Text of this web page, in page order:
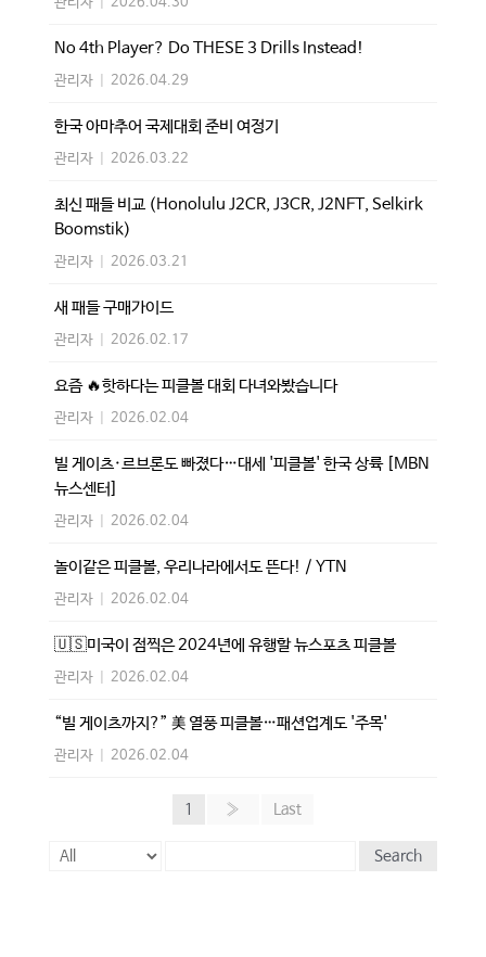
No 4th Player? Do THESE 3 Drills Instead!
관리자 2026.04.29
한국 아마추어 국제대회 준비 여정기
관리자 2026.03.22
최신 패들 비교 (Honolulu J2CR, J3CR, J2NFT, Selkirk
Boomstik)
관리자 2026.03.21
새 패들 구매가이드
관리자 2026.02.17
요즘 🔥핫하다는 피클볼 대회 다녀와봤습니다
관리자 2026.02.04
빌 게이츠·르브론도 빠졌다…대세 '피클볼' 한국 상륙 [MBN
뉴스센터]
관리자 2026.02.04
놀이같은 피클볼, 우리나라에서도 뜬다! / YTN
관리자 2026.02.04
🇺🇸미국이 점찍은 2024년에 유행할 뉴스포츠 피클볼
관리자 2026.02.04
“빌 게이츠까지?” 美 열풍 피클볼…패션업계도 '주목'
관리자 2026.02.04
1 » Last
Search